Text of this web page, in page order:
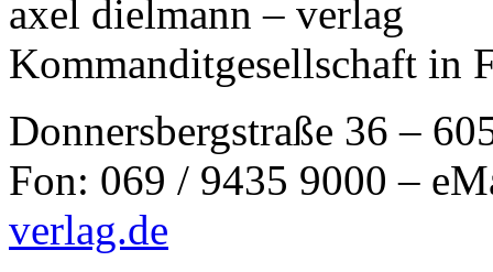
axel dielmann – verlag
Kommanditgesellschaft in
Donnersbergstraße 36 –
Fon: 069 / 9435 9000 –
verlag.de